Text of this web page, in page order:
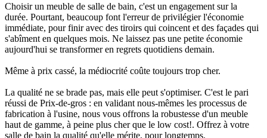
Choisir un meuble de salle de bain, c'est un engagement sur la
durée. Pourtant, beaucoup font l'erreur de privilégier l'économie
immédiate, pour finir avec des tiroirs qui coincent et des façades qui
s'abîment en quelques mois. Ne laissez pas une petite économie
aujourd'hui se transformer en regrets quotidiens demain.
Même à prix cassé, la médiocrité coûte toujours trop cher.
La qualité ne se brade pas, mais elle peut s'optimiser. C'est le pari
réussi de Prix-de-gros : en validant nous-mêmes les processus de
fabrication à l'usine, nous vous offrons la robustesse d'un meuble
haut de gamme, à peine plus cher que le low cost!. Offrez à votre
salle de bain la qualité qu'elle mérite, pour longtemps.